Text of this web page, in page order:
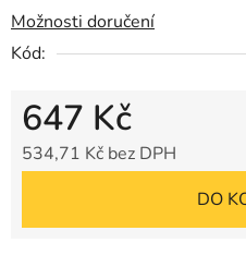
Možnosti doručení
Kód:
647 Kč
534,71 Kč bez DPH
DO